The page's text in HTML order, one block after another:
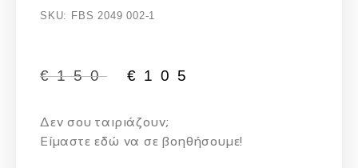
SKU: FBS 2049 002-1
€150 € 105
Δεν σου ταιριάζουν;
Eίμαστε εδώ να σε βοηθήσουμε!